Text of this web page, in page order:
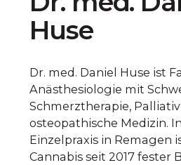
Huse
Dr. med. Daniel Huse ist
Anästhesiologie mit
Schmerztherapie,
osteopathische Medizin.
Einzelpraxis in Remagen
Cannabis seit 2017 fester